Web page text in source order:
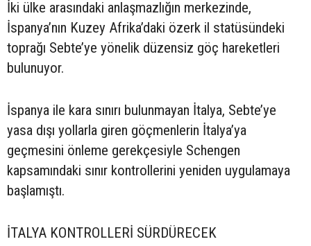
İki ülke arasındaki anlaşmazlığın merkezinde,
İspanya’nın Kuzey Afrika’daki özerk il statüsündeki
toprağı Sebte’ye yönelik düzensiz göç hareketleri
bulunuyor.
İspanya ile kara sınırı bulunmayan İtalya, Sebte’ye
yasa dışı yollarla giren göçmenlerin İtalya’ya
geçmesini önleme gerekçesiyle Schengen
kapsamındaki sınır kontrollerini yeniden uygulamaya
başlamıştı.
İTALYA KONTROLLERİ SÜRDÜRECEK